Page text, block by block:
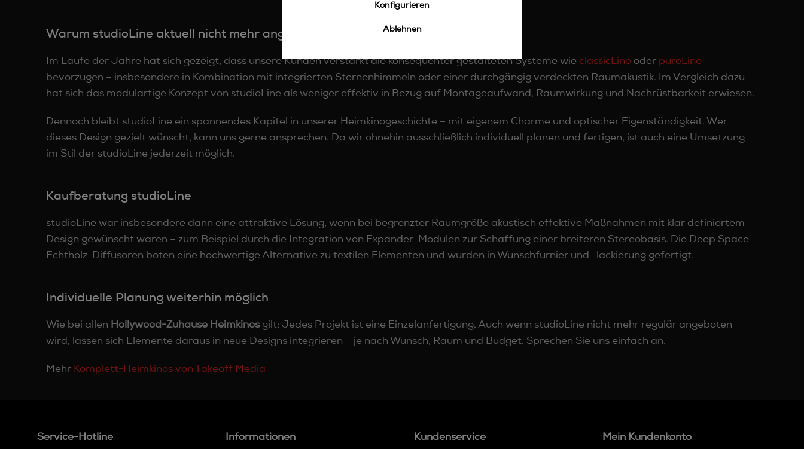
Warum studioLine aktuell nicht mehr angeboten wird
Im Laufe der Jahre hat sich gezeigt, dass unsere Kunden verstärkt die konsequenter gestalteten Systeme wie classicLine oder pureLine
bevorzugen – insbesondere in Kombination mit integrierten Sternenhimmeln oder einer durchgängig verdeckten Raumakustik. Im Vergleich dazu
hat sich das modulartige Konzept von studioLine als weniger effektiv in Bezug auf Montageaufwand, Raumwirkung und Nachrüstbarkeit erwiesen.
Dennoch bleibt studioLine ein spannendes Kapitel in unserer Heimkinogeschichte – mit eigenem Charme und optischer Eigenständigkeit. Wer
dieses Design gezielt wünscht, kann uns gerne ansprechen. Da wir ohnehin ausschließlich individuell planen und fertigen, ist auch eine Umsetzung
im Stil der studioLine jederzeit möglich.
Kaufberatung studioLine
studioLine war insbesondere dann eine attraktive Lösung, wenn bei begrenzter Raumgröße akustisch effektive Maßnahmen mit klar definiertem
Design gewünscht waren – zum Beispiel durch die Integration von Expander-Modulen zur Schaffung einer breiteren Stereobasis. Die Deep Space
Echtholz-Diffusoren boten eine hochwertige Alternative zu textilen Elementen und wurden in Wunschfurnier und -lackierung gefertigt.
Individuelle Planung weiterhin möglich
Wie bei allen Hollywood-Zuhause Heimkinosgilt: Jedes Projekt ist eine Einzelanfertigung. Auch wenn studioLine nicht mehr regulär angeboten
wird, lassen sich Elemente daraus in neue Designs integrieren – je nach Wunsch, Raum und Budget. Sprechen Sie uns einfach an.
Mehr Komplett-Heimkinos von Takeoff Media
Service-Hotline Informationen Kundenservice Mein Kundenkonto
Konfigurieren
Ablehnen